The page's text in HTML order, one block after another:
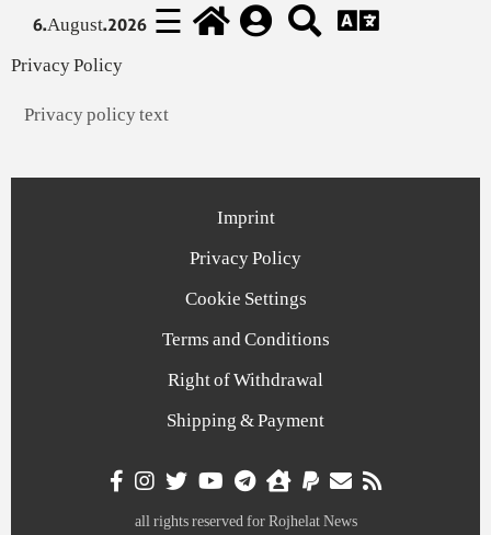
☰
6.August.2026
Privacy Policy
Privacy policy text
Imprint
Privacy Policy
Cookie Settings
Terms and Conditions
Right of Withdrawal
Shipping & Payment
all rights reserved for Rojhelat News